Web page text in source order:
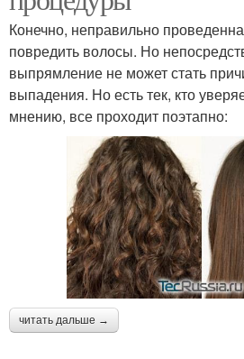
Конечно, неправильно
повредить волосы. Но
выпрямление не может стать
выпадения. Но есть тек, кто
мнению, все проходит поэтапно:
читать дальше →